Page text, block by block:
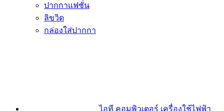
ปากกาแฟชั่น
ลิขวิด
กล่องใส่ปากกา
ไอที คอมพิวเตอร์ เครื่องใช้ไฟฟ้า